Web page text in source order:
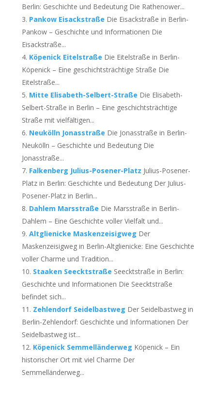
Berlin: Geschichte und Bedeutung Die Rathenower...
Pankow Eisackstraße Die Eisackstraße in Berlin-
Pankow – Geschichte und Informationen Die
Eisackstraße...
Köpenick Eitelstraße Die Eitelstraße in Berlin-
Köpenick – Eine geschichtsträchtige Straße Die
Eitelstraße...
Mitte Elisabeth-Selbert-Straße Die Elisabeth-
Selbert-Straße in Berlin – Eine geschichtsträchtige
Straße mit vielfältigen...
Neukölln Jonasstraße Die Jonasstraße in Berlin-
Neukölln – Geschichte und Bedeutung Die
Jonasstraße...
Falkenberg Julius-Posener-Platz Julius-Posener-
Platz in Berlin: Geschichte und Bedeutung Der Julius-
Posener-Platz in Berlin...
Dahlem Marsstraße Die Marsstraße in Berlin-
Dahlem – Eine Geschichte voller Vielfalt und...
Altglienicke Maskenzeisigweg Der
Maskenzeisigweg in Berlin-Altglienicke: Eine Geschichte
voller Charme und Tradition...
Staaken Seecktstraße Seecktstraße in Berlin:
Geschichte und Informationen Die Seecktstraße
befindet sich...
Zehlendorf Seidelbastweg Der Seidelbastweg in
Berlin-Zehlendorf: Geschichte und Informationen Der
Seidelbastweg ist...
Köpenick Semmelländerweg Köpenick – Ein
historischer Ort mit viel Charme Der
Semmelländerweg...